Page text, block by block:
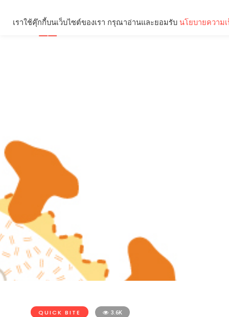
QUICK BITE 3.6K
เราใช้คุ๊กกี้บนเว็บไซต์ของเรา กรุณาอ่านและยอมรับ นโยบายความ